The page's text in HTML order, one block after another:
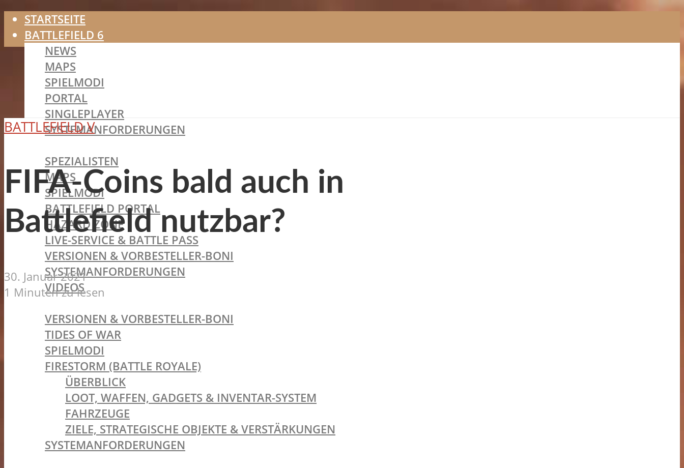
STARTSEITE
BATTLEFIELD 6
NEWS
MAPS
SPIELMODI
PORTAL
SINGLEPLAYER
SYSTEMANFORDERUNGEN
SPEZIALISTEN
MAPS
SPIELMODI
BATTLEFIELD PORTAL
HAZARD ZONE
LIVE-SERVICE & BATTLE PASS
VERSIONEN & VORBESTELLER-BONI
SYSTEMANFORDERUNGEN
VIDEOS
VERSIONEN & VORBESTELLER-BONI
TIDES OF WAR
SPIELMODI
FIRESTORM (BATTLE ROYALE)
ÜBERBLICK
LOOT, WAFFEN, GADGETS & INVENTAR-SYSTEM
FAHRZEUGE
ZIELE, STRATEGISCHE OBJEKTE & VERSTÄRKUNGEN
SYSTEMANFORDERUNGEN
BATTLEFIELD V
FIFA-Coins bald auch in
Battlefield nutzbar?
30. Januar 2021
1 Minuten zu lesen